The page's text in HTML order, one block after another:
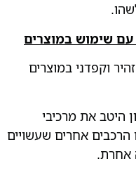
שימוש במוצרים
וקפדני במוצרים
היטב את מרכיבי
הרכבים אחרים שעשויים
אחרת.